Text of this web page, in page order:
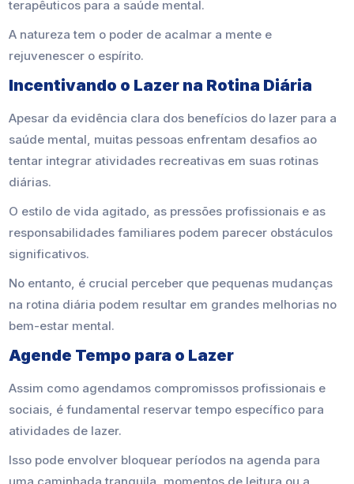
terapêuticos para a saúde mental.
A natureza tem o poder de acalmar a mente e
rejuvenescer o espírito.
Incentivando o Lazer na Rotina Diária
Apesar da evidência clara dos benefícios do lazer para a
saúde mental, muitas pessoas enfrentam desafios ao
tentar integrar atividades recreativas em suas rotinas
diárias.
O estilo de vida agitado, as pressões profissionais e as
responsabilidades familiares podem parecer obstáculos
significativos.
No entanto, é crucial perceber que pequenas mudanças
na rotina diária podem resultar em grandes melhorias no
bem-estar mental.
Agende Tempo para o Lazer
Assim como agendamos compromissos profissionais e
sociais, é fundamental reservar tempo específico para
atividades de lazer.
Isso pode envolver bloquear períodos na agenda para